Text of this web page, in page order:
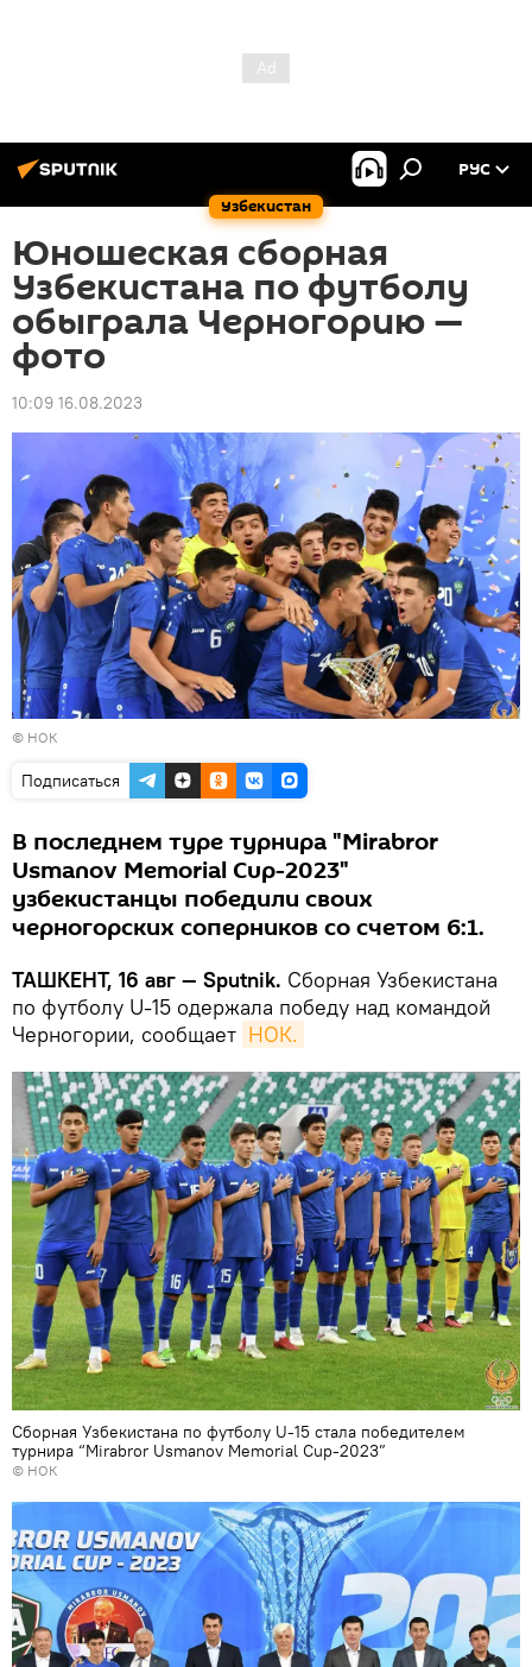
Узбекистан
РУС
Юношеская сборная
Узбекистана по футболу
обыграла Черногорию —
фото
10:09 16.08.2023
© НОК
Подписаться
В последнем туре турнира "Mirabror
Usmanov Memorial Cup-2023"
узбекистанцы победили своих
черногорских соперников со счетом 6:1.
ТАШКЕНТ, 16 авг — Sputnik. Сборная Узбекистана
по футболу U-15 одержала победу над командой
Черногории, сообщает НОК.
Сборная Узбекистана по футболу U-15 стала победителем
турнира “Мirabror Usmanov Memorial Cup-2023”
© НОК